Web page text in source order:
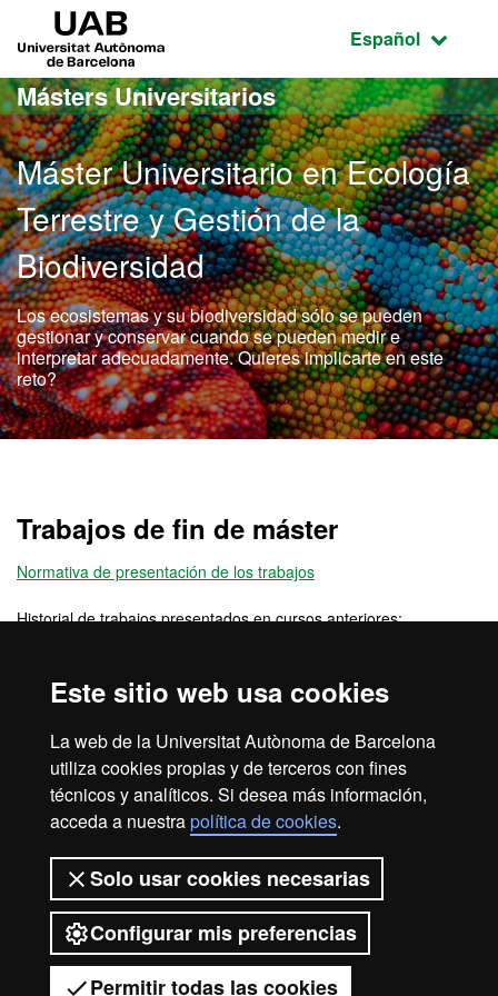
Este sitio web usa cookies
La web de la Universitat Autònoma de Barcelona
utiliza cookies propias y de terceros con fines
técnicos y analíticos. Si desea más información,
acceda a nuestrapolítica de cookies.
Solo usar cookies necesarias
Configurar mis preferencias
Permitir todas las cookies
Acceso al contenido principal
Acceso a la navegación de la página
Idioma
Español
Másters Universitarios
Máster Universitario en Ecología
Terrestre y Gestión de la
Biodiversidad
Los ecosistemas y su biodiversidad sólo se pueden
gestionar y conservar cuando se pueden medir e
interpretar adecuadamente. Quieres implicarte en este
reto?
Trabajos de fin de máster
Normativa de presentación de los trabajos
Historial de trabajos presentados en cursos anteriores:
Curso 2010-2011
Curso 2014-2015
Accesibilidad web
Mapa del web UAB
2026 Universitat Autònoma de
Barcelona